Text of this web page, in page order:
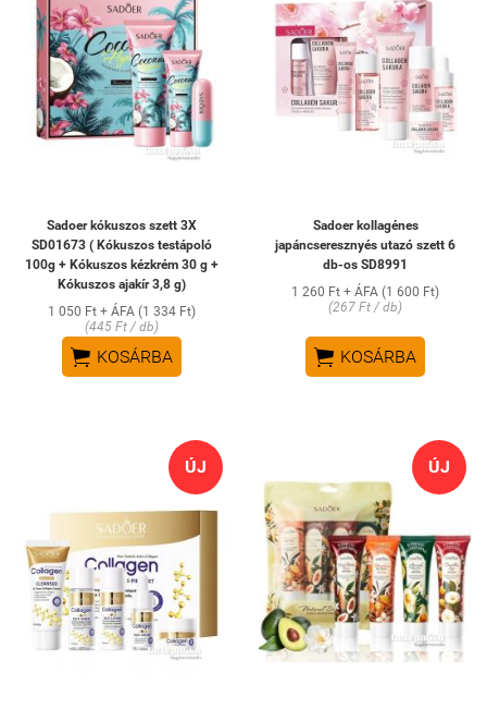
Sadoer kókuszos szett 3X
SD01673 ( Kókuszos testápoló
100g + Kókuszos kézkrém 30 g +
Kókuszos ajakír 3,8 g)
1 050 Ft + ÁFA (1 334 Ft)
(445 Ft / db)
 KOSÁRBA
Sadoer kollagénes
japáncseresznyés utazó szett 6
db-os SD8991
1 260 Ft + ÁFA (1 600 Ft)
(267 Ft / db)
 KOSÁRBA
ÚJ ÚJ